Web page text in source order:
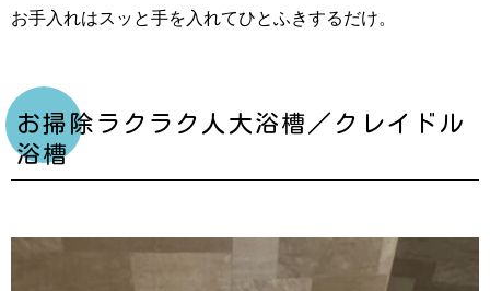
お手入れはスッと手を入れてひとふきするだけ。
お掃除ラクラク人大浴槽／クレイドル
浴槽